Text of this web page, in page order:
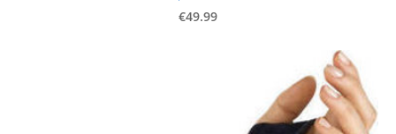
€49.99